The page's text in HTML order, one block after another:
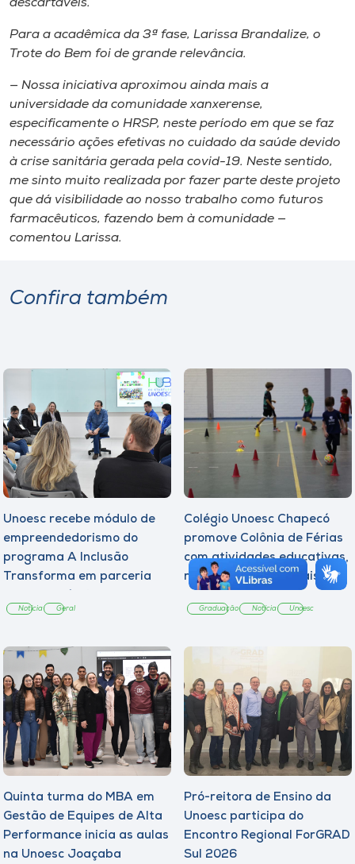
A+
A-
descartáveis.
Para a acadêmica da 3ª fase, Larissa Brandalize, o
Trote do Bem foi de grande relevância.
— Nossa iniciativa aproximou ainda mais a
universidade da comunidade xanxerense,
especificamente o HRSP, neste período em que se faz
necessário ações efetivas no cuidado da saúde devido
à crise sanitária gerada pela covid-19. Neste sentido,
me sinto muito realizada por fazer parte deste projeto
que dá visibilidade ao nosso trabalho como futuros
farmacêuticos, fazendo bem à comunidade —
comentou Larissa.
Confira também
Unoesc recebe módulo de
empreendedorismo do
programa A Inclusão
Transforma em parceria
Notícia Geral
Colégio Unoesc Chapecó
promove Colônia de Férias
com atividades educativas,
recreativas e culturais
Graduação Notícia Unoesc
Quinta turma do MBA em
Gestão de Equipes de Alta
Performance inicia as aulas
na Unoesc Joaçaba
Pró-reitora de Ensino da
Unoesc participa do
Encontro Regional ForGRAD
Sul 2026